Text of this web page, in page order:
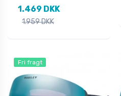
1.469 DKK
1.959 DKK
Fri fragt